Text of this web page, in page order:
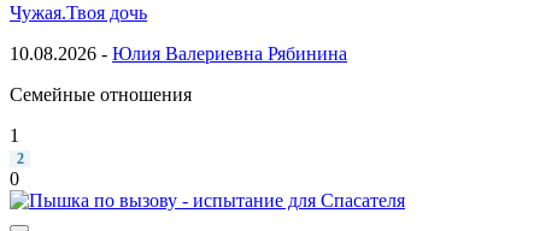
Чужая.Твоя дочь
10.08.2026 - Юлия Валериевна Рябинина
Семейные отношения
1
2
0